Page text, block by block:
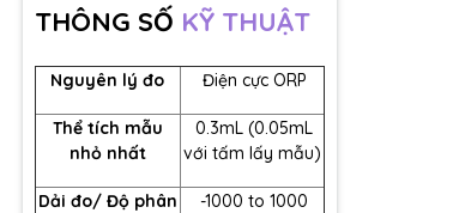
THÔNG SỐ KỸ THUẬT
Nguyên lý đo Điện cực ORP
Thể tích mẫu
nhỏ nhất
0.3mL (0.05mL
với tấm lấy mẫu)
Dải đo/ Độ phân
-1000 to 1000